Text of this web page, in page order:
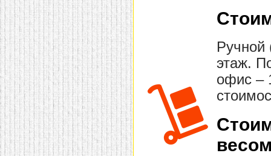
Ручной
этаж.
офис –